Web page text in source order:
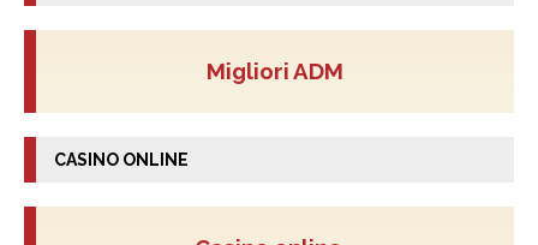
Migliori ADM
CASINO ONLINE